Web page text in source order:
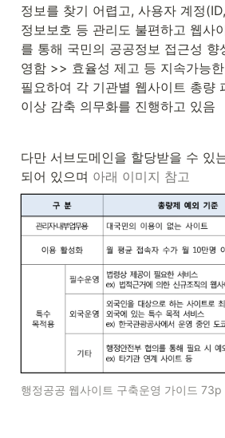
정보를 찾기 어렵고, 사용자 계정
정보보호 등 관리도 불편하고 웹사
를 통해 국민의 공공정보 접근성 향
영함 >> 효율성 제고 등 지속가능
필요하여 각 기관별 웹사이트 총량
이상 감축 의무화를 진행하고 있음
다만 서브도메인을 할당받을 수 있
되어 있으며 아래 이미지 참고
행정공공 웹사이트 구축운영 가이드 73p